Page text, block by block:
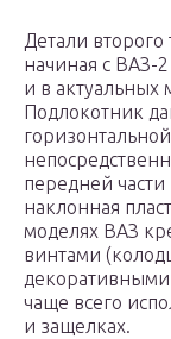
Детали
начиная с ВАЗ-
и в актуальных
Подлокотник
передней
наклонная
моделях ВАЗ
винтами
чаще всего
и защелках.